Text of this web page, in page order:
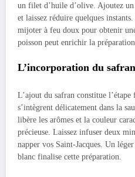
un filet d’huile d’olive. Ajoutez
et laissez réduire quelques
mijoter à feu doux pour obtenir
poisson peut enrichir la
L’incorporation du safran
L’ajout du safran constitue
s’intègrent délicatement dans la
libère les arômes et la couleur
précieuse. Laissez infuser deux
napper vos Saint-Jacques. Un
blanc finalise cette préparation.